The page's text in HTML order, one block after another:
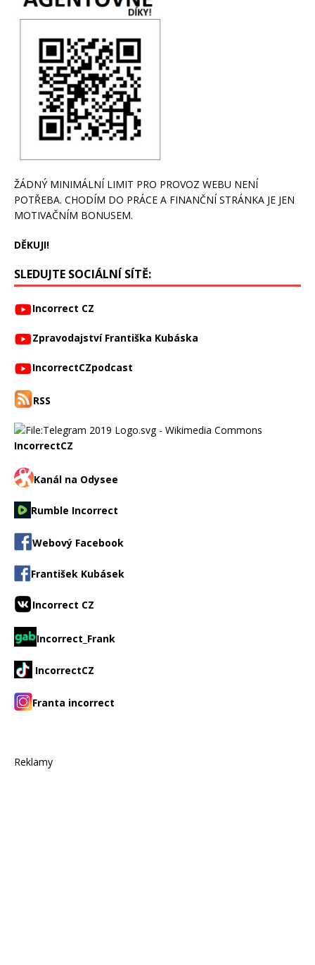
ŽÁDNÝ MINIMÁLNÍ LIMIT PRO PROVOZ WEBU NENÍ
POTŘEBA. CHODÍM DO PRÁCE A FINANČNÍ STRÁNKA JE JEN
MOTIVAČNÍM BONUSEM.
DĚKUJI!
SLEDUJTE SOCIÁLNÍ SÍTĚ:
Incorrect CZ
Zpravodajství Františka Kubáska
IncorrectCZpodcast
RSS
IncorrectCZ
Kanál na Odysee
Rumble Incorrect
Webový Facebook
František Kubásek
Incorrect CZ
Incorrect_Frank
IncorrectCZ
Franta incorrect
Reklamy